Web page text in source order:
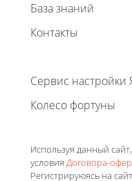
База знаний
Контакты
Сервис настройки
Колесо фортуны
Используя данный
условия Договора-
Регистрируюясь на